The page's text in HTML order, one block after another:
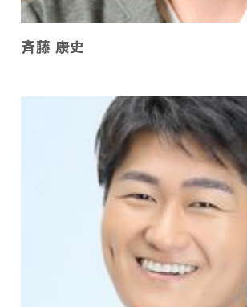
斉藤 康史